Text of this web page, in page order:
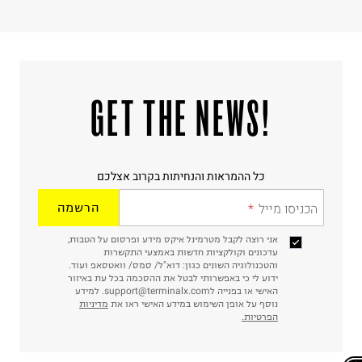
!GET THE NEWS
כל ההמראות והנחיתות בקרוב אצלכם
הכניסו מייל הרשמה
אני רוצה לקבל מטרמינל איקס מידע ופרסום על הטבות,
עדכונים וקולקציות חדשות באמצעי התקשרות
והטכנולוגיה השונים כגון: דוא"ל/ סמס/ וואטסאפ ועוד.
ידוע לי כי באפשרותי לבטל את ההסכמה בכל עת באיזור
האישי או בפנייה לsupport@terminalx.com. למידע
נוסף על אופן השימוש במידע האישי ראו את מדיניות
הפרטיות.